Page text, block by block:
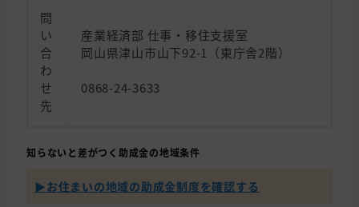
問
い
合
わ
せ
先
産業経済部 仕事・移住支援室
岡山県津山市山下92-1（東庁舎2階）
0868-24-3633
知らないと差がつく助成金の地域条件
▶︎お住まいの地域の助成金制度を確認する